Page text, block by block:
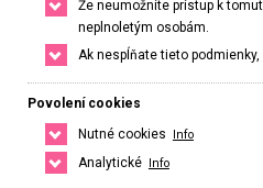
24 rokov 169cm 50kg
Praha, Hlavní město Praha, Česká
+420 774206551
Řekněte že voláte z webu
taraesc24@gmail.com
Že neumožníte prístup k
neplnoletým osobám.
Ak nespĺňate tieto
Povolení cookies
Nutné cookies
Info
Analytické Info